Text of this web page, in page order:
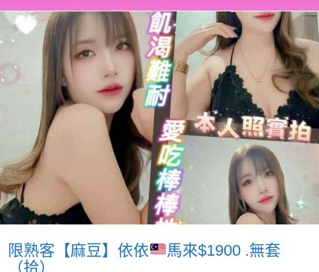
限熟客【麻豆】依依
馬來$1900 .無套
（拾）